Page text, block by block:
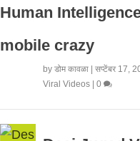
Human
mobile crazy
by डोम कावळा| सप्टेंबर 17,
Viral Videos| 0